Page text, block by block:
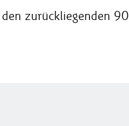
zurückliegenden 90